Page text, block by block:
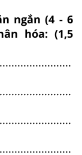
ngắn (4 - 6
hóa: (1,5